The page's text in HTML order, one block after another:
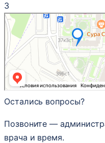
3
Остались вопросы?
Позвоните —
врача и время.